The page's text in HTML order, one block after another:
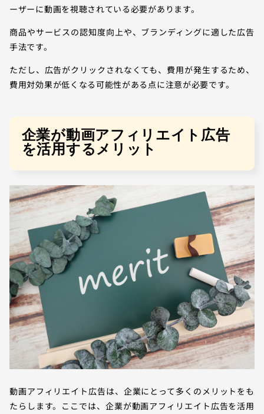
ーザーに動画を視聴されている必要があります。
商品やサービスの認知度向上や、ブランディングに適した広告
手法です。
ただし、広告がクリックされなくても、費用が発生するため、
費用対効果が低くなる可能性がある点に注意が必要です。
企業が動画アフィリエイト広告
を活用するメリット
動画アフィリエイト広告は、企業にとって多くのメリットをも
たらします。ここでは、企業が動画アフィリエイト広告を活用